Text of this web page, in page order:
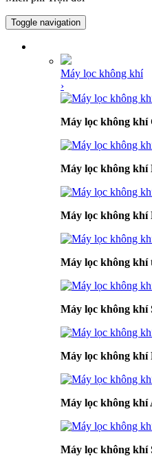
Toggle navigation
Máy lọc không khí
›
Máy lọc không khí
Máy lọc không khí
Máy lọc không khí
Máy lọc không khí
Máy lọc không khí
Máy lọc không khí
Máy lọc không khí
Máy lọc không khí